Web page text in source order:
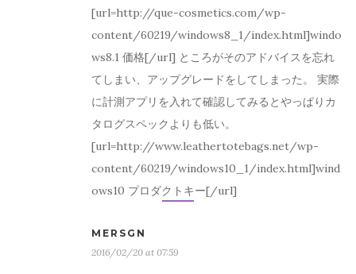
[url=http://que-cosmetics.com/wp-
content/60219/windows8_1/index.html]windo
ws8.1 価格[/url] ところがそのアドバイスを忘れ
てしまい、アップグレードをしてしまった。 実際
に計測アプリを入れて確認してみるとやっぱりカ
タログスペックよりも低い。
[url=http://www.leathertotebags.net/wp-
content/60219/windows10_1/index.html]wind
ows10 プロダクトキー[/url]
MERSGN
2016/02/20 at 07:59